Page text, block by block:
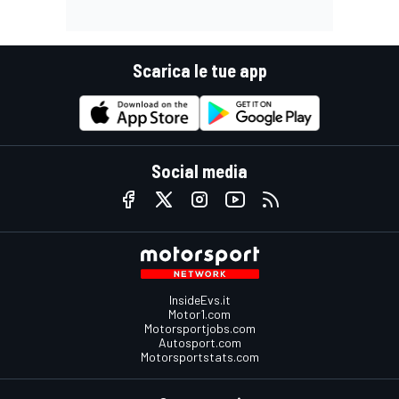
Scarica le tue app
Social media
InsideEvs.it
Motor1.com
Motorsportjobs.com
Autosport.com
Motorsportstats.com